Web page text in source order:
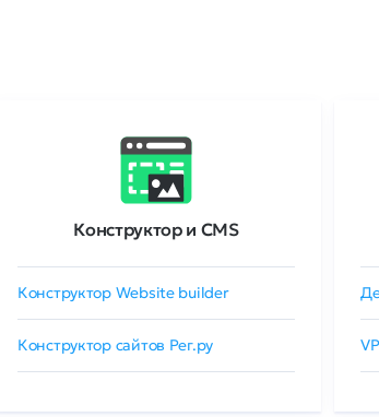
Конструктор и CMS
Конструктор Website builder
Конструктор сайтов Рег.ру